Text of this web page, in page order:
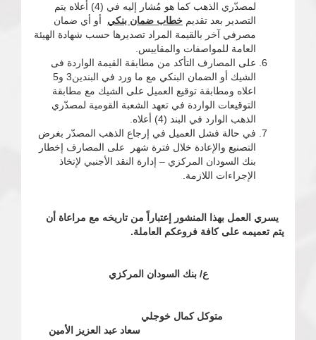
لمصدّري الذهب كما هو مُشار إليه في (4) أعلاه يتم
التصدير بعد تقديم خطاب ضمان بنكي أو أي ضمان
مصرفي آخر بالقيمة المراد تصديرها حسب شهادة الهيئة
العامة للمواصفات والمقاييس.
على المصارف التأكد من مطابقة القيمة الواردة فى
اعلاه ومطابقة توقيع العميل على الشيك مع مطابقة
التوقيعات الواردة في تعهد الشعبة القومية لمصدّري
الذهب الوارد في البند (4) أعلاه.
في حالة فشل العميل في إرجاع الذهب المصدّر بغرض
التصنيع والإعادة خلال فترة شهر على المصارف إخطار
بنك السودان المركزي – إدارة النقد الأجنبي لإتخاذ
الإجراءات اللازمة.
يسري العمل بهذا المنشور إعتباراً من تاريخه مع مراعاة أن
يتم تعميمه على كافة فروعكم العاملة.
ع/ بنك السودان المركزي
متوكل كمال خوجلي
سعاد عبد العزيز الأمين